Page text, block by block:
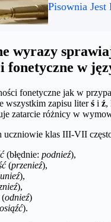
Pisownia Jest
wyrazy
fonetyczne w
fonetyczne jak w
wszystkim zapisu literś i ź,
zatarcie różnicy w
uczniowie klas III-VII
(błędnie: podnieź),
(przenieź),
unieź),
),
(odnieź)
osiąźć).